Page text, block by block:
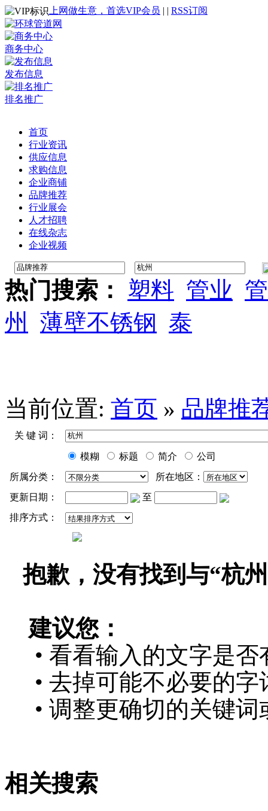
上网做生意，首选VIP会员 | | RSS订阅
商务中心
发布信息
排名推广
首页
行业资讯
供应信息
求购信息
企业商铺
品牌推荐
行业展会
人才招聘
在线杂志
企业视频
热门搜索： 塑料 管业
州
薄壁不锈钢 泰
当前位置: 首页 » 品牌推
关 键 词：
模糊 标题 简介
公司
所属分类：
所在地区：
更新日期：
至
排序方式：
抱歉，没有找到与“杭州
建议您：
• 看看输入的文字是否
• 去掉可能不必要的字
• 调整更确切的关键
相关搜索